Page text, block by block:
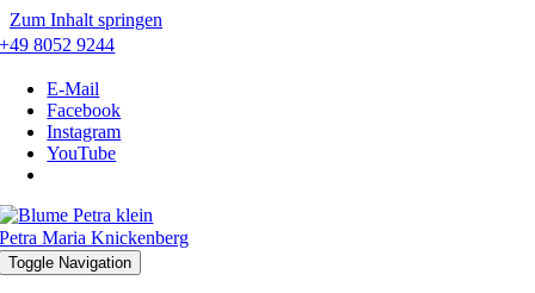
Zum Inhalt springen
+49 8052 9244
E-Mail
Facebook
Instagram
YouTube
Petra Maria Knickenberg
Toggle Navigation